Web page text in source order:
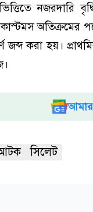
নজরদারি
কাস্টমস
জব্দ করা হয়।
সিলেট